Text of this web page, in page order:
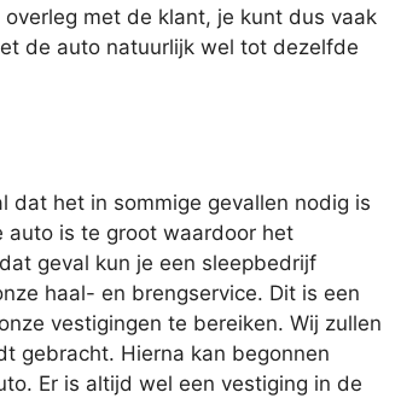
met de klant, je kunt dus vaak
de auto natuurlijk wel tot dezelfde
dat het in sommige gevallen nodig is
auto is te groot waardoor het
geval kun je een sleepbedrijf
haal- en brengservice. Dit is een
vestigingen te bereiken. Wij zullen
gebracht. Hierna kan begonnen
Er is altijd wel een vestiging in de